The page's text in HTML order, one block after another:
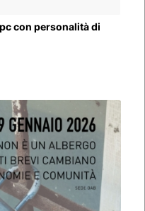
con personalità di